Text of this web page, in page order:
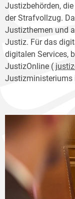
Justizbehörden,
der Strafvollzug.
Justizthemen und
Justiz. Für das
digitalen Services,
JustizOnline (
Justizministeriums